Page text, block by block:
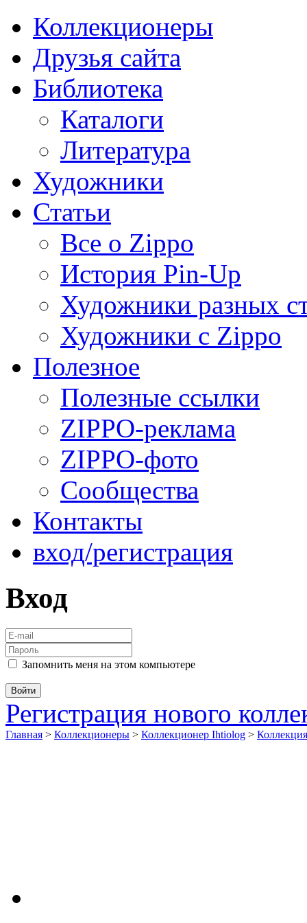
Коллекционеры
Друзья сайта
Библиотека
Каталоги
Литература
Художники
Статьи
Все о Zippo
История Pin-Up
Художники разных
Художники с Zippo
Полезное
Полезные ссылки
ZIPPO-реклама
ZIPPO-фото
Сообщества
Контакты
вход/регистрация
Вход
Запомнить меня на этом компьютере
Регистрация нового
Главная > Коллекционеры > Коллекционер Ihtiolog >